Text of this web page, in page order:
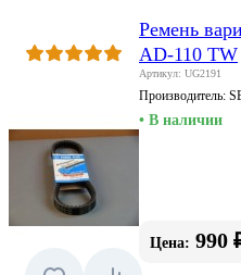
Ремень
AD-110 TW
Артикул: UG2191
Производитель:
• В наличии
Цена: 990